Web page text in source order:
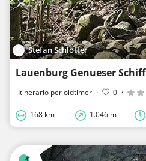
Stefan Schlotter
Lauenburg Genueser Schiff
Itinerario per oldtimer · 0 ·
168 km 1.046 m